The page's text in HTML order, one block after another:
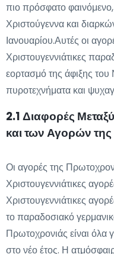
πιο πρόσφατο
Χριστούγεννα και
Ιανουαρίου.Αυτές οι
Χριστουγεννιάτικες
εορτασμό της άφιξης
πυροτεχνήματα και
2.1 Διαφορές
και των Αγορών
Οι αγορές της
Χριστουγεννιάτικες
Χριστουγεννιάτικες
το παραδοσιακό
Πρωτοχρονιάς είναι όλα
στο νέο έτος. Η